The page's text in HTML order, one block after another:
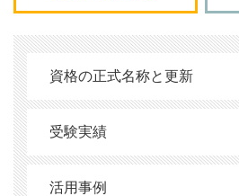
資格の正式名称と更新
受験実績
活用事例